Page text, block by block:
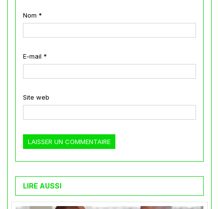
Nom *
E-mail *
Site web
LIRE AUSSI